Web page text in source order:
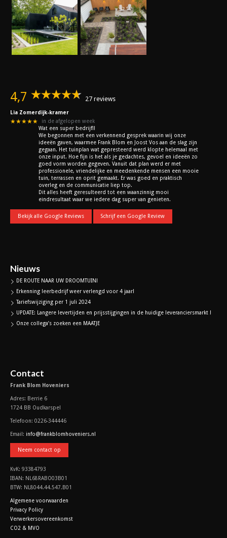
4,7 27 reviews
Lia Zomerdijk-kramer
★★★★★
in de afgelopen week
Wat een super bedrijf!!
We begonnen met een verkennend gesprek waarin wij onze
ideeën gaven, waarmee Frank Blom en Joost Vos aan de slag zijn
gegaan. Het tuinplan wat gepresteerd werd klopte helemaal met
onze input. Hoe fijn is het als je gedachtes, gevoel en ideeën zo
goed vorm worden gegeven. Vanuit dat plan werd er met
professionele, vriendelijke en meedenkende mensen een mooie
tuin, terrassen en oprit gemaakt. Er was goed en praktisch
overleg en de communicatie liep top.
Dit alles heeft geresulteerd tot een waanzinnig mooi
eindresultaat waar we iedere dag super van genieten.
Bekijk alle Google Reviews Schrijf een Google Review
Nieuws
DE ROUTE NAAR UW DROOMTUIN!
Erkenning leerbedrijf weer verlengd voor 4 jaar!
Tariefswijziging per 1 juli 2024
UPDATE: Langere levertijden en prijsstijgingen in de huidige leveranciersmarkt !
Onze collega’s zoeken een MAATJE
Contact
Frank Blom Hoveniers
Adres: Berrie 6
1724 BB Oudkarspel
Telefoon: 0226-344446
Email: info@frankblomhoveniers.nl
Neem contact op
KvK: 93384793
IBAN: NL68RABO03B01
BTW: NL8044.44.547.B01
Algemene voorwaarden
Privacy Policy
Verwerkersovereenkomst
CO2 & MVO